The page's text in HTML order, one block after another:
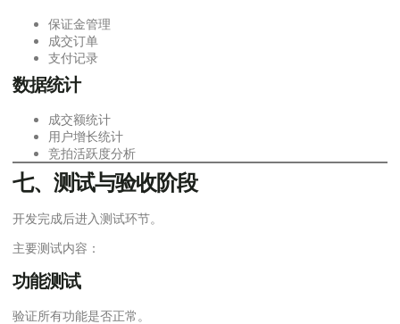
保证金管理
成交订单
支付记录
数据统计
成交额统计
用户增长统计
竞拍活跃度分析
七、测试与验收阶段
开发完成后进入测试环节。
主要测试内容：
功能测试
验证所有功能是否正常。